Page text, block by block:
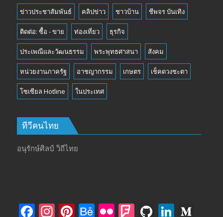
ข่าวประชาสัมพันธ์ คลิปข่าว ชาวบ้าน ชีพจร บันเทิง
ติดต่อ: ซื้อ - ขาย ท่องเที่ยว ธุรกิจ
ประเพณีและวัฒนธรรม พระพุทธศาสนา สังคม
หน่วยงานภาครัฐ อาชญากรรม เกษตร เช็คดวงชะตา
โซเซียล Hotline ในประเทศ
ทีวีคนไทย
อนุรักษ์ศิลป์ วิถีไทย
F In Pi B Fli F Gi Li